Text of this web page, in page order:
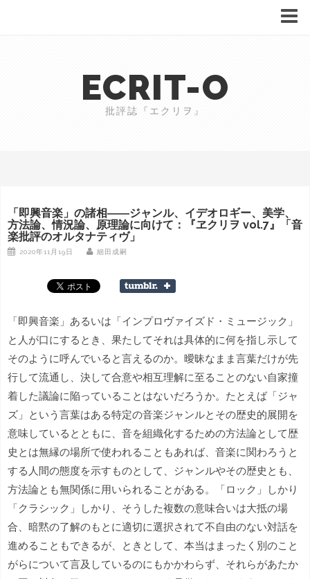
Contact
読者アンケート
ECRIT-O
批評誌『エクリヲ』
「即興音楽」の諸相――ジャンル、イデオロギー、美学、
方法論、情況論、原理論に向けて：『ヱクリヲ vol.7』「音
楽批評のオルタナティヴ」
2020年11月19日 細田成嗣
「即興音楽」あるいは「インプロヴァイズド・ミュージック」
と人が口にするとき、果たしてそれは具体的に何を指し示して
そのように呼んでいると言えるのか。曖昧なまま言葉だけが先
行して流通し、決して合意や相互理解に至ることのない自家撞
着した議論に陥っていることはないだろうか。たとえば「ジャ
ズ」という言葉はある特定の音楽ジャンルとその歴史的展開を
意味しているとともに、音を組織化するための方法論として歴
史とは無縁の場所で使われることもあれば、音楽に関わろうと
する人間の態度を示すものとして、ジャンルやその歴史とも、
方法論とも無関係に用いられることがある。「ロック」しかり
「クラシック」しかり、そうした複数の意味合いは大抵の場
合、暗黙の了解のもとに適切に選択されて不自由のない対話を
進めることもできるが、ときとして、本当はまったく別のこと
がらについて言及しているのにもかかわらず、それらがあたか